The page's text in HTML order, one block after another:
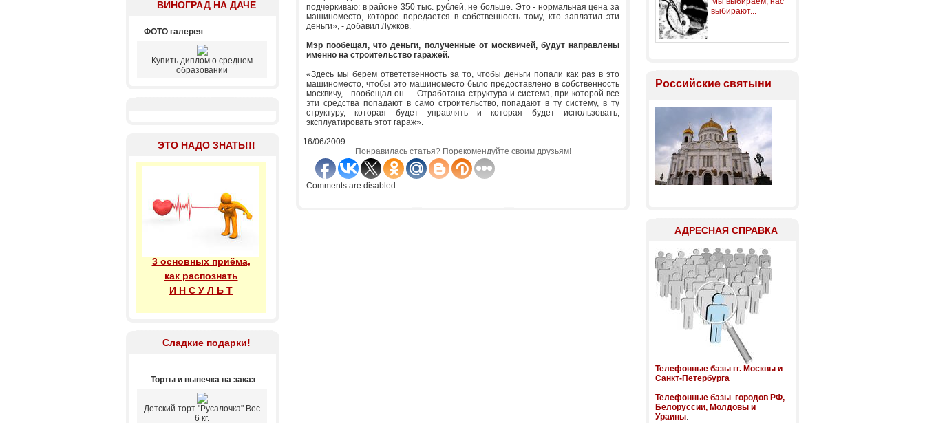
ВИНОГРАД НА ДАЧЕ
ФОТО галерея
Купить диплом о среднем
образовании
ЭТО НАДО ЗНАТЬ!!!
3 основных приёма,
как распознать
И Н С У Л Ь Т
Сладкие подарки!
Торты и выпечка на заказ
Детский торт "Русалочка".Вес
6 кг.
подчеркиваю: в районе 350 тыс. рублей, не больше. Это - нормальная цена за
машиноместо, которое передается в собственность тому, кто заплатил эти
деньги», - добавил Лужков.
Мэр пообещал, что деньги, полученные от москвичей, будут направлены
именно на строительство гаражей.
«Здесь мы берем ответственность за то, чтобы деньги попали как раз в это
машиноместо, чтобы это машиноместо было предоставлено в собственность
москвичу, - пообещал он. - Отработана структура и система, при которой все
эти средства попадают в само строительство, попадают в ту систему, в ту
структуру, которая будет управлять и которая будет использовать,
эксплуатировать этот гараж».
16/06/2009
Понравилась статья? Порекомендуйте своим друзьям!
Comments are disabled
выбирают...
Российские святыни
АДРЕСНАЯ СПРАВКА
Телефонные базы гг. Москвы и
Санкт-Петербурга
Телефонные базы городов РФ,
Белоруссии, Молдовы и
Ураины: